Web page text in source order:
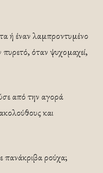
ή έναν λαμπροντυμένο
όταν ψυχομαχεί,
από την αγορά
και
πανάκριβα ρούχα;